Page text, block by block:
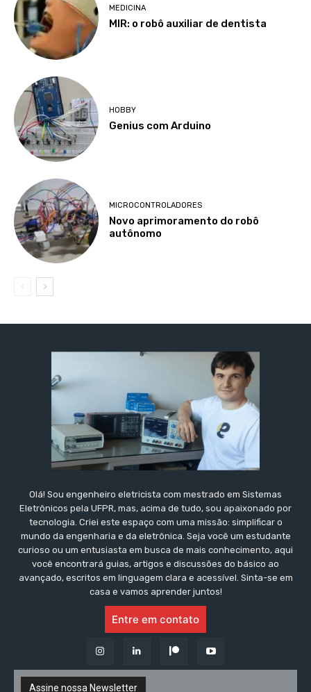
MEDICINA
MIR: o robô auxiliar de dentista
HOBBY
Genius com Arduino
MICROCONTROLADORES
Novo aprimoramento do robô
autônomo
Olá! Sou engenheiro eletricista com mestrado em Sistemas
Eletrônicos pela UFPR, mas, acima de tudo, sou apaixonado por
tecnologia. Criei este espaço com uma missão: simplificar o
mundo da engenharia e da eletrônica. Seja você um estudante
curioso ou um entusiasta em busca de mais conhecimento, aqui
você encontrará guias, artigos e discussões do básico ao
avançado, escritos em linguagem clara e acessível. Sinta-se em
casa e vamos aprender juntos!
Entre em contato
Assine nossa Newsletter